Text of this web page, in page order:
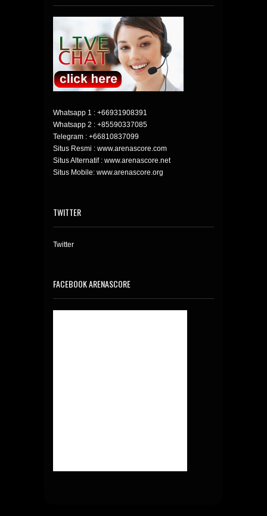
Whatsapp 1 : +66931908391
Whatsapp 2 : +85590337085
Telegram : +66810837099
Situs Resmi : www.arenascore.com
Situs Alternatif : www.arenascore.net
Situs Mobile: www.arenascore.org
TWITTER
Twitter
FACEBOOK ARENASCORE